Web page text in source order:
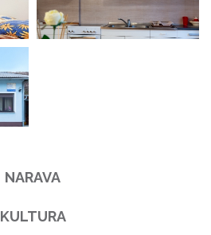
NARAVA
KULTURA